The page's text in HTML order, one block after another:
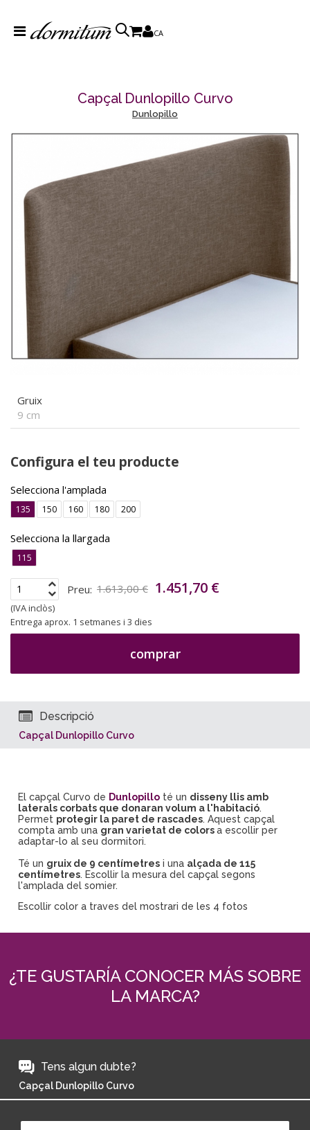
CA
Capçal Dunlopillo Curvo
Dunlopillo
Gruix
9 cm
Configura el teu producte
Selecciona l'amplada
135 150 160 180 200
Selecciona la llargada
115
Preu: 1.613,00 € 1.451,70 €
(IVA inclòs)
Entrega aprox. 1 setmanes i 3 dies
comprar
Descripció
Capçal Dunlopillo Curvo
El capçal Curvo de Dunlopillo té un disseny llis amb
laterals corbats que donaran volum a l'habitació.
Permet protegir la paret de rascades. Aquest capçal
compta amb una gran varietat de colorsa escollir per
adaptar-lo al seu dormitori.
Té un gruix de 9 centímetres i una alçada de 115
centímetres. Escollir la mesura del capçal segons
l'amplada del somier.
Escollir color a traves del mostrari de les 4 fotos
¿TE GUSTARÍA CONOCER MÁS SOBRE
LA MARCA?
Tens algun dubte?
Capçal Dunlopillo Curvo